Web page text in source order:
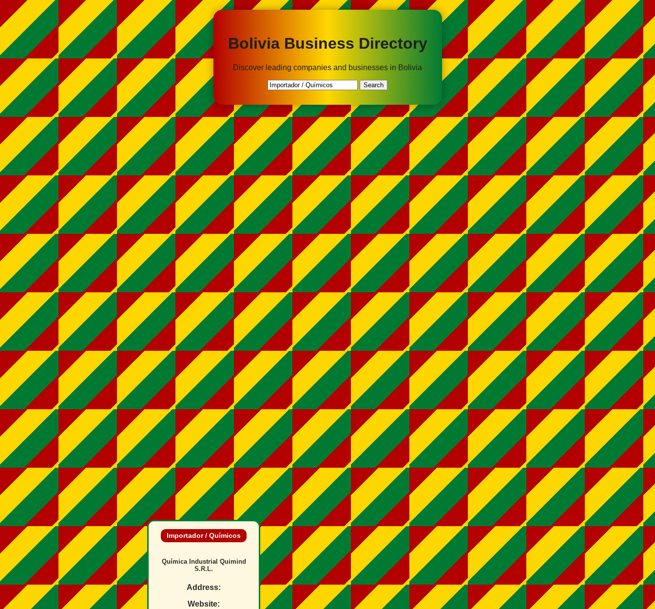
Bolivia Business Directory
Discover leading companies and businesses in Bolivia
Search
Importador / Químicos
Química Industrial Quimind
S.R.L.
Address:
Website: